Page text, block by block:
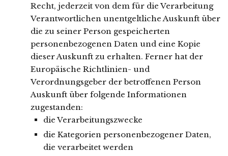
Recht, jederzeit von dem für die Verarbeitung
Verantwortlichen unentgeltliche Auskunft über
die zu seiner Person gespeicherten
personenbezogenen Daten und eine Kopie
dieser Auskunft zu erhalten. Ferner hat der
Europäische Richtlinien- und
Verordnungsgeber der betroffenen Person
Auskunft über folgende Informationen
zugestanden:
die Verarbeitungszwecke
die Kategorien personenbezogener Daten,
die verarbeitet werden